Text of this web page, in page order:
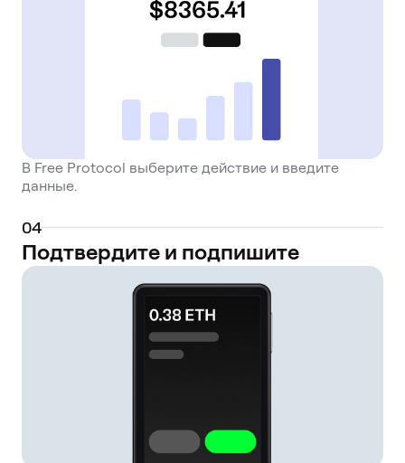
В Free Protocol выберите действие и введите
данные.
04
Подтвердите и подпишите